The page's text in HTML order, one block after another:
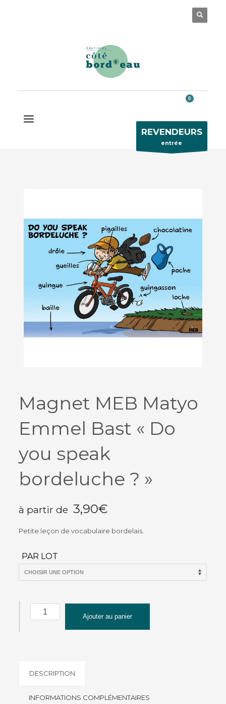
REVENDEURS
entrée
Magnet MEB Matyo
Emmel Bast « Do
you speak
bordeluche ? »
à partir de 3,90€
Petite leçon de vocabulaire bordelais.
PAR LOT
quantité
de
Bast
you
Ajouter au panier
DESCRIPTION
INFORMATIONS COMPLÉMENTAIRES